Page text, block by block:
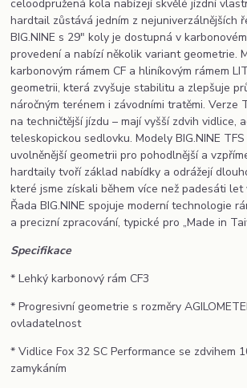
celoodpružená kola nabízejí skvělé jízdní
hardtail zůstává jedním z nejuniverzálnějších
BIG.NINE s 29" koly je dostupná v
provedení a nabízí několik variant geometrie.
karbonovým rámem CF a hliníkovým rámem
geometrii, která zvyšuje stabilitu a zlepšuje
náročným terénem i závodními tratěmi. Verze
na techničtější jízdu – mají vyšší zdvih vidlice,
teleskopickou sedlovku. Modely BIG.NINE
uvolněnější geometrii pro pohodlnější a
hardtaily tvoří základ nabídky a odrážejí
které jsme získali během více než padesáti let
Řada BIG.NINE spojuje moderní technologie
a precizní zpracování, typické pro „Made in
Specifikace
* Lehký karbonový rám CF3
* Progresivní geometrie s rozměry
ovladatelnost
* Vidlice Fox 32 SC Performance se zdvihem
zamykáním